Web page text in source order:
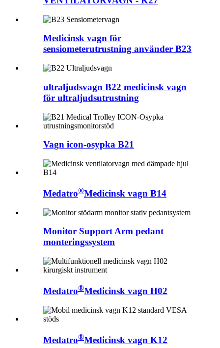
Medicinsk vagn för
sensiometerutrustning använder B23
ultraljudsvagn B22 medicinsk vagn
för ultraljudsutrustning
Vagn icon-osypka B21
Medatro®Medicinsk vagn B14
Monitor Support Arm pedant
monteringssystem
Medatro®Medicinsk vagn H02
Medatro®Medicinsk vagn K12